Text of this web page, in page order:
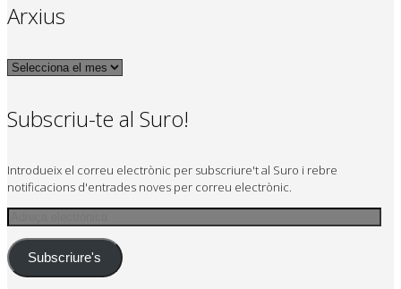
Arxius
Arxius
Subscriu-te al Suro!
Introdueix el correu electrònic per subscriure't al Suro i rebre
notificacions d'entrades noves per correu electrònic.
Subscriure's